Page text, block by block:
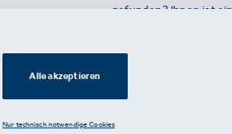
gefunden? Ihnen ist
Alle akzeptieren
Nur technisch notwendige Cookies